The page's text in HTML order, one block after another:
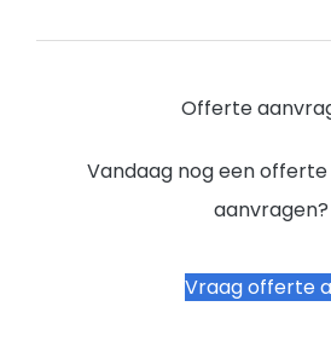
Offerte
Vandaag nog een
aanvragen?
Vraag offerte